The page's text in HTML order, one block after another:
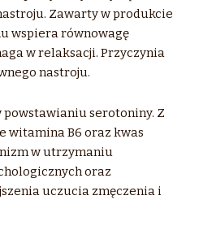
Zawarty w produkcie
wspiera równowagę
w relaksacji. Przyczynia
nastroju.
serotoniny. Z
witamina B6 oraz kwas
w utrzymaniu
oraz
uczucia zmęczenia i